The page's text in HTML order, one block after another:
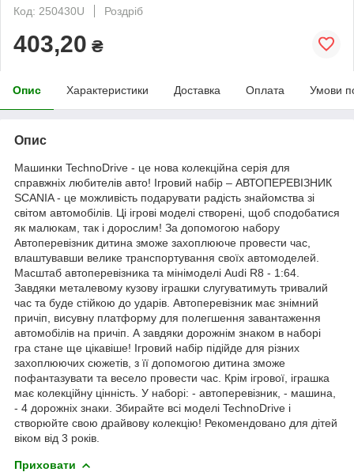
Код: 250430U
Роздріб
403,20 ₴
Опис Характеристики Доставка Оплата Умови
Опис
Машинки TechnoDrive - це нова колекційна серія для
справжніх любителів авто! Ігровий набір – АВТОПЕРЕВІЗНИК
SCANIA - це можливість подарувати радість знайомства зі
світом автомобілів. Ці ігрові моделі створені, щоб сподобатися
як малюкам, так і дорослим! За допомогою набору
Автоперевізник дитина зможе захоплююче провести час,
влаштувавши велике транспортування своїх автомоделей.
Масштаб автоперевізника та мінімоделі Audi R8 - 1:64.
Завдяки металевому кузову іграшки слугуватимуть тривалий
час та буде стійкою до ударів. Автоперевізник має знімний
причіп, висувну платформу для полегшення завантаження
автомобілів на причіп. А завдяки дорожнім знаком в наборі
гра стане ще цікавіше! Ігровий набір підійде для різних
захоплюючих сюжетів, з її допомогою дитина зможе
пофантазувати та весело провести час. Крім ігрової, іграшка
має колекційну цінність. У наборі: - автоперевізник, - машина,
- 4 дорожніх знаки. Збирайте всі моделі TechnoDrive і
створюйте свою драйвову колекцію! Рекомендовано для дітей
віком від 3 років.
Приховати